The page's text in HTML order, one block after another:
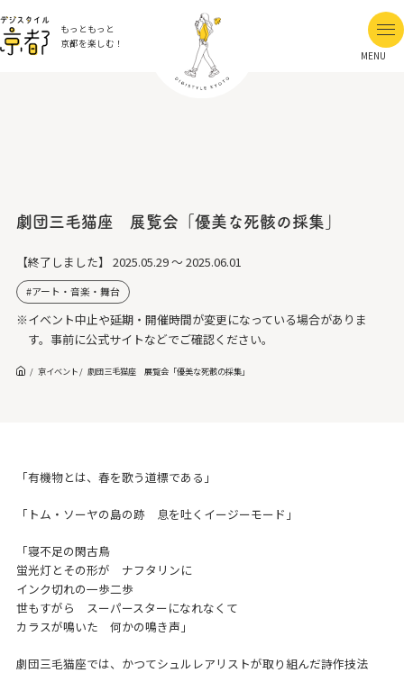
もっともっと
京都を楽しむ！
MENU
劇団三毛猫座 展覧会「優美な死骸の採集」
【終了しました】 2025.05.29 ～ 2025.06.01
アート・音楽・舞台
※イベント中止や延期・開催時間が変更になっている場合がありま
す。事前に公式サイトなどでご確認ください。
京イベント 劇団三毛猫座 展覧会「優美な死骸の採集」
「有機物とは、春を歌う道標である」
「トム・ソーヤの島の跡 息を吐くイージーモード」
「寝不足の閑古鳥
蛍光灯とその形が ナフタリンに
インク切れの一歩二歩
世もすがら スーパースターになれなくて
カラスが鳴いた 何かの鳴き声」
劇団三毛猫座では、かつてシュルレアリストが取り組んだ詩作技法